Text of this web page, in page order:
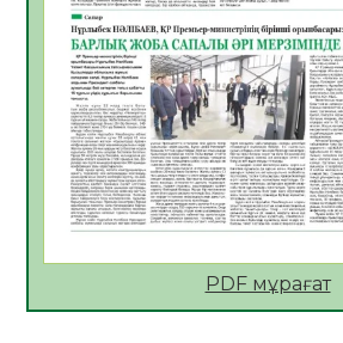
Руслан Рүстемұлы облыс
кеңесшісі болып
05.08.2026
Цифрландыру саласын
салынатын жаңа
талқыланды
05.08.2026
құралдарының
PDF мұрағат